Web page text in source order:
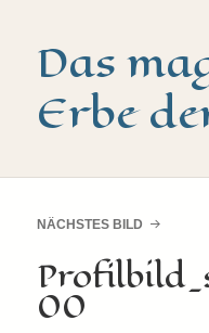
Das
Erbe
NÄCHSTES BILD
00